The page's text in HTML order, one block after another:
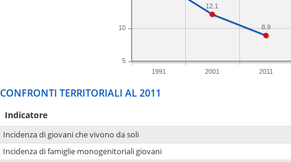
1991 2001 2011
5
10 8.9
12.1
CONFRONTI TERRITORIALI AL 2011
Indicatore
Incidenza di giovani che vivono da soli
Incidenza di famiglie monogenitoriali giovani